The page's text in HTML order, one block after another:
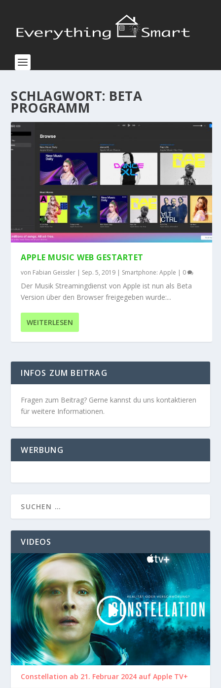
SCHLAGWORT: BETA
PROGRAMM
APPLE MUSIC WEB GESTARTET
von Fabian Geissler | Sep. 5, 2019 | Smartphone: Apple | 0
Der Musik Streamingdienst von Apple ist nun als Beta
Version über den Browser freigegeben wurde:...
WEITERLESEN
INFOS ZUM BEITRAG
Fragen zum Beitrag? Gerne kannst du uns kontaktieren
für weitere Informationen.
WERBUNG
VIDEOS
Constellation ab 21. Februar 2024 auf Apple TV+